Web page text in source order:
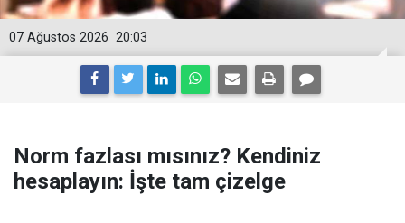
20:03
07 Ağustos 2026
Norm fazlası mısınız? Kendiniz
hesaplayın: İşte tam çizelge